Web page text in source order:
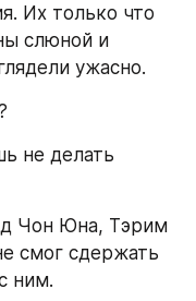
Их только что
слюной и
ужасно.
не делать
Чон Юна, Тэрим
смог сдержать
ним.